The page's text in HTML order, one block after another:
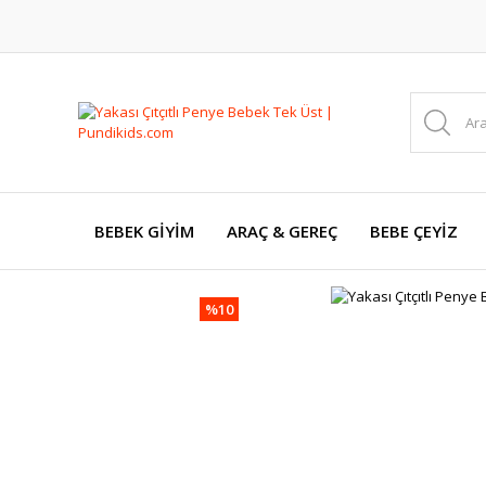
BEBEK GİYİM ARAÇ & GEREÇ BEBE ÇEYİZ
%10